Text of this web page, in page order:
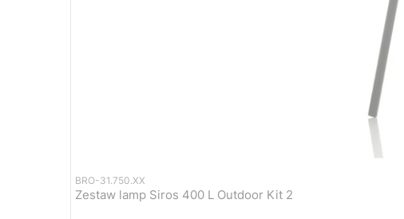
BRO-31.750.XX
Zestaw lamp Siros 400 L Outdoor Kit 2